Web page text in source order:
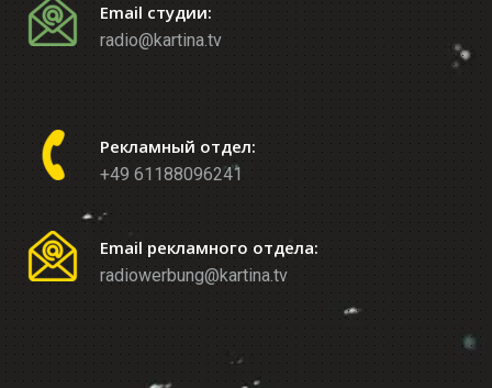
Email студии:
radio@kartina.tv
Рекламный отдел:
+49 61188096241
Email рекламного отдела:
radiowerbung@kartina.tv